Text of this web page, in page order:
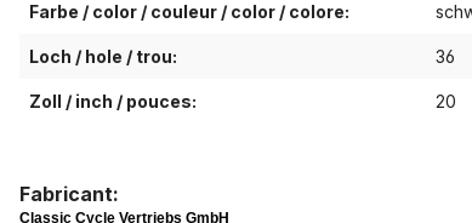
Farbe / color / couleur / color / colore:
Loch / hole / trou: 36
Zoll / inch / pouces: 20
Fabricant:
Classic Cycle Vertriebs GmbH